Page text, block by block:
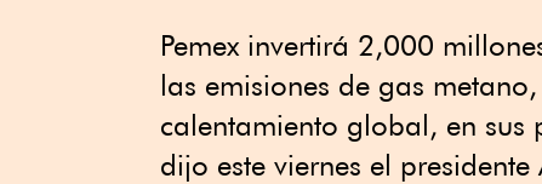
Pemex invertirá 2,000
las emisiones de gas
calentamiento global, en sus
dijo este viernes el